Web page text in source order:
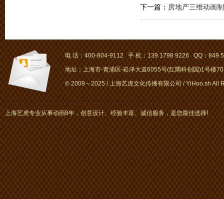
下一篇： 房地产三维动画
电 话：400-804-9112 手 机：139 1798 9226 QQ：849
地址：上海市-青浦区-崧泽大道6055号(红隅科创园)1号楼
© 2009～2025 / 上海艺虎文化传播有限公司 / YiHoo.sh All
上海艺虎专业从事动画8年，创意设计、经验丰富、诚信服务，是您最佳选择!